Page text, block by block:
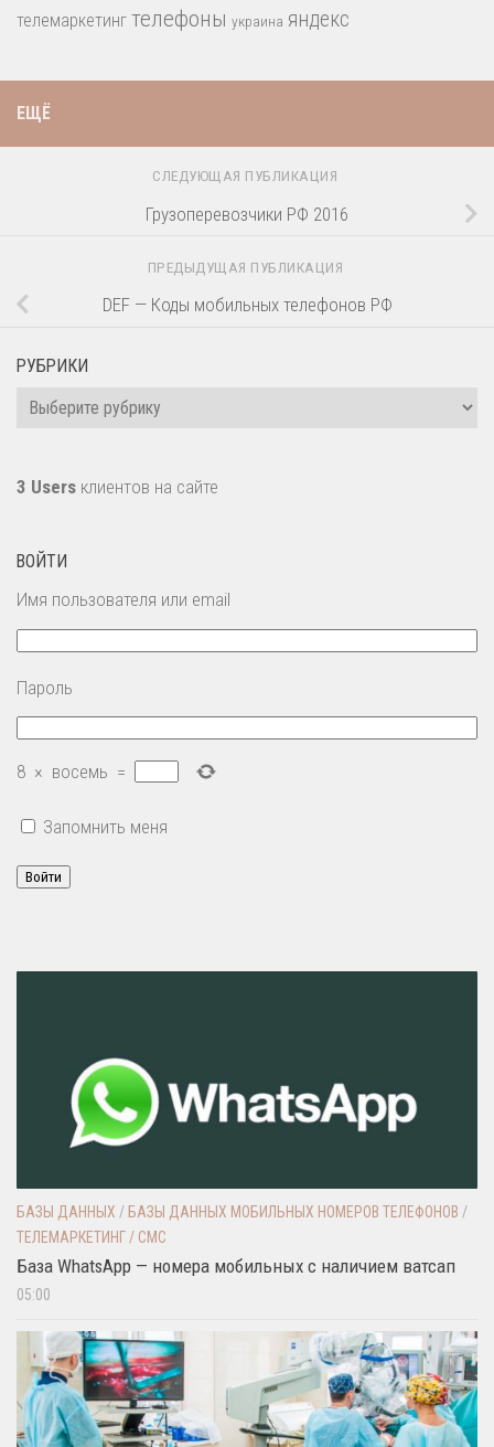
телемаркетинг телефоны украина яндекс
ЕЩЁ
СЛЕДУЮЩАЯ ПУБЛИКАЦИЯ
Грузоперевозчики РФ 2016
ПРЕДЫДУЩАЯ ПУБЛИКАЦИЯ
DEF — Коды мобильных телефонов РФ
РУБРИКИ
Рубрики
3 Users клиентов на сайте
ВОЙТИ
Имя пользователя или email
Пароль
8 × восемь =
Запомнить меня
Войти
БАЗЫ ДАННЫХ / БАЗЫ ДАННЫХ МОБИЛЬНЫХ НОМЕРОВ ТЕЛЕФОНОВ /
ТЕЛЕМАРКЕТИНГ / СМС
База WhatsApp — номера мобильных с наличием ватсап
05:00